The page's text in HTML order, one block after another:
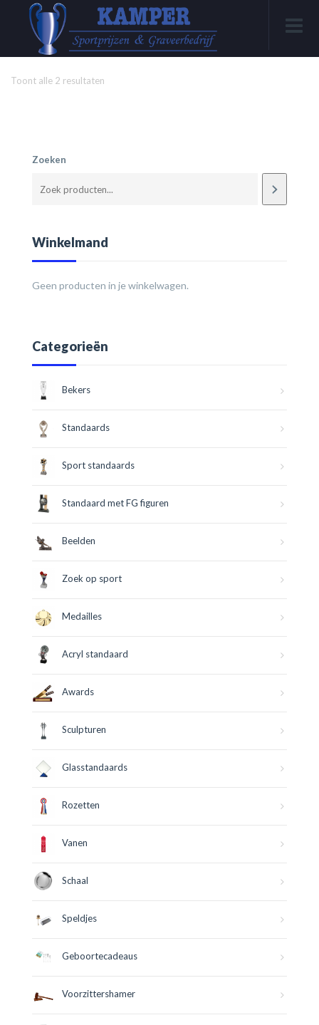
Toont alle 2 resultaten
Zoeken
Winkelmand
Geen producten in je winkelwagen.
Categorieën
Bekers
Standaards
Sport standaards
Standaard met FG figuren
Beelden
Zoek op sport
Medailles
Acryl standaard
Awards
Sculpturen
Glasstandaards
Rozetten
Vanen
Schaal
Speldjes
Geboortecadeaus
Voorzittershamer